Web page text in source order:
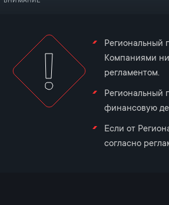
Региональный
Компаниями
регламентом.
Региональный
финансовую
Если от
согласно